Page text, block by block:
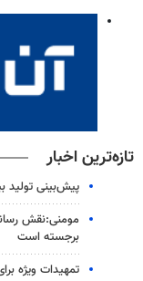
تازه‌ترین اخبار
پیش‌بینی تولید
مومنی:نقش
برجسته است
تمهیدات ویژه